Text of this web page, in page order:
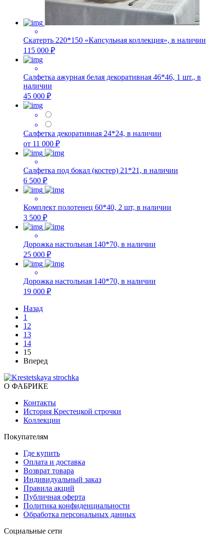
Скатерть 220*150 «Капсульная коллекция», в наличии
115 000 ₽
Салфетка ажурная белая декоративная 46*46, 1 шт., в
наличии
45 000 ₽
Салфетка декоративная 24*24, в наличии
от 11 000 ₽
Салфетка под бокал (костер) 21*21, в наличии
6 500 ₽
Комплект полотенец 60*40, 2 шт, в наличии
3 500 ₽
Дорожка настольная 140*70, в наличии
25 000 ₽
Дорожка настольная 140*70, в наличии
19 000 ₽
Назад
1
12
13
14
15
Вперед
О ФАБРИКЕ
Контакты
История Крестецкой строчки
Коллекции
Покупателям
Где купить
Оплата и доставка
Возврат товара
Индивидуальный заказ
Правила акций
Публичная оферта
Политика конфиденциальности
Обработка персональных данных
Социальные сети